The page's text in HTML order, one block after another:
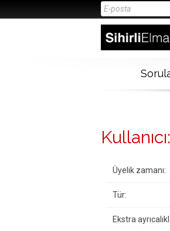
Üyelik zamanı:
Tür:
Ekstra